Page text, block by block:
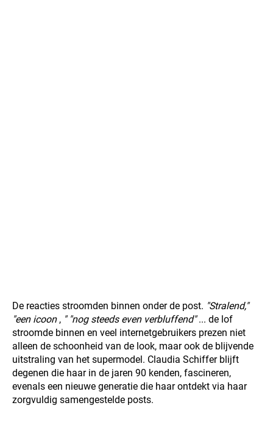
De reacties stroomden binnen onder de post. "Stralend,"
"een icoon, " "nog steeds even verbluffend"... de lof
stroomde binnen en veel internetgebruikers prezen niet
alleen de schoonheid van de look, maar ook de blijvende
uitstraling van het supermodel. Claudia Schiffer blijft
degenen die haar in de jaren 90 kenden, fascineren,
evenals een nieuwe generatie die haar ontdekt via haar
zorgvuldig samengestelde posts.